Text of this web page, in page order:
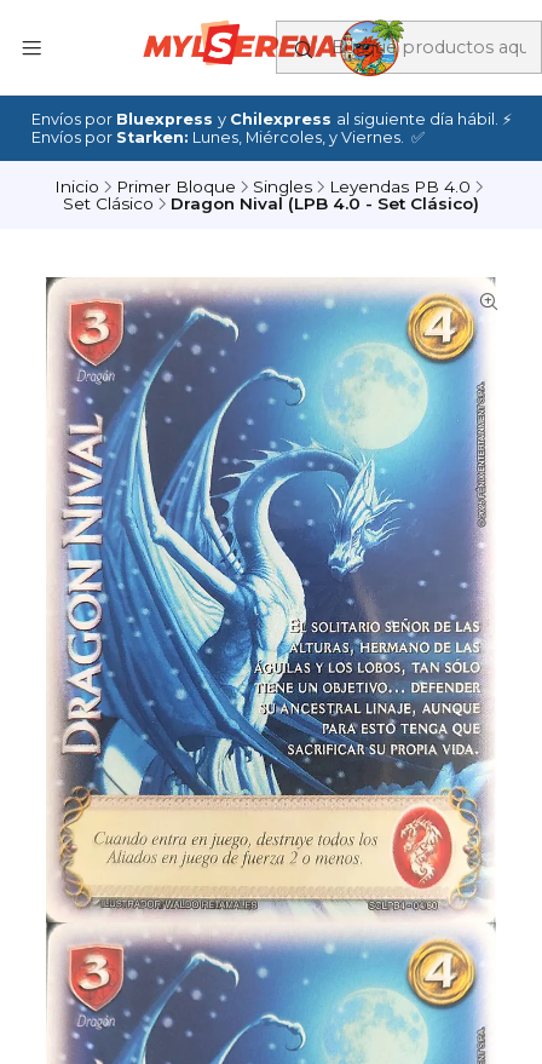
Envíos por Bluexpress y Chilexpress al siguiente día hábil. ⚡
Envíos por Starken: Lunes, Miércoles, y Viernes. ✅
Inicio Primer Bloque Singles
Leyendas PB 4.0
Set Clásico
Dragon Nival (LPB 4.0 - Set Clásico)